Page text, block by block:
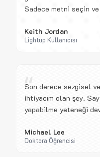
Sadece metni seçin
Keith Jordan
Lightup Kullanıcısı
“
Son derece sezgisel
ihtiyacım olan şey.
yapabilme yeteneği
Michael Lee
Doktora Öğrencisi